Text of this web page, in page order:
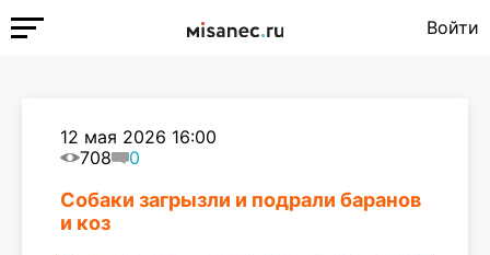
Войти
12 мая 2026 16:00
708
0
Собаки загрызли и подрали баранов
и коз